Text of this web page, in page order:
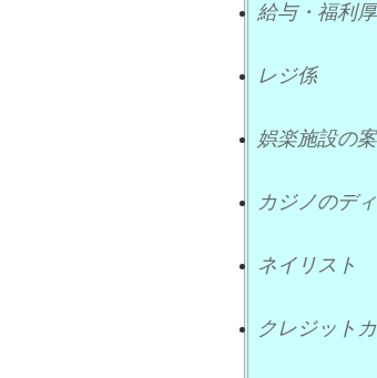
給与・福利
レジ係
娯楽施設の
カジノのデ
ネイリスト
クレジット